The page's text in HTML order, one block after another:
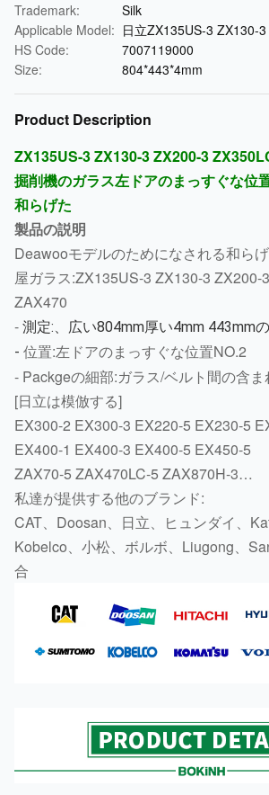
Trademark:
Silk
Applicable Model: 日立ZX135US-3 ZX130-
HS Code:
7007119000
Size:
804*443*4mm
Product Description
ZX135US-3 ZX130-3 ZX200-3
掘削機のガラス左ドアのまっすぐな位
和らげた
製品の説明
Deawooモデルのためになされる和ら
屋ガラス:ZX135US-3 ZX130-3 ZX200-
ZAX470
- 測定:、広い804mm厚い4mm 443mm
- 位置:左ドアのまっすぐな位置NO.2
- Packgeの細部:ガラス/ベルト間の含ま
[日立は模倣する]
EX300-2 EX300-3 EX220-5 EX230-5
EX400-1 EX400-3 EX400-5 EX450-5
ZAX70-5 ZAX470LC-5 ZAX870H-3…
私達が提供する他のブランド:
CAT、Doosan、日立、ヒュンダイ、
Kobelco、小松、ボルボ、Liugong、
合